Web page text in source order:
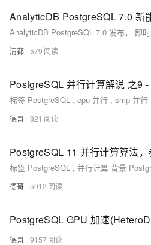
清都 579
PostgreSQL 并行计算解说 之9
德哥 821
PostgreSQL 11 并行计算算法
德哥 5912
德哥 9157